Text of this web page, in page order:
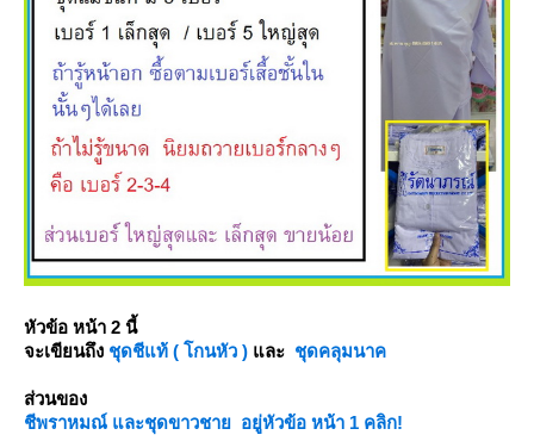
หัวข้อ หน้า 2 นี้
จะเขียนถึง ชุดชีแท้ ( โกนหัว ) ละ ชุดคลุมนาค
ส่วนของ
ชีพราหมณ์ และชุดขาวชาย อยู่หัวข้อ หน้า 1 คลิก!